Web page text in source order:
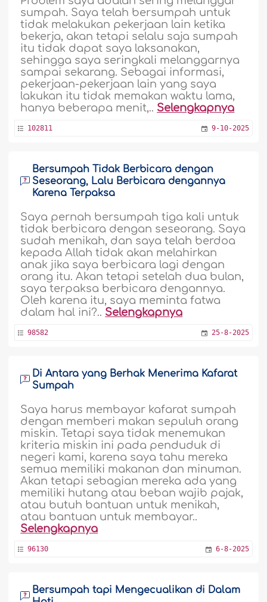
sumpah. Saya telah bersumpah untuk
tidak melakukan pekerjaan lain ketika
bekerja, akan tetapi selalu saja sumpah
itu tidak dapat saya laksanakan,
sehingga saya seringkali melanggarnya
sampai sekarang. Sebagai informasi,
pekerjaan-pekerjaan lain yang saya
lakukan itu tidak memakan waktu lama,
hanya beberapa menit,.. Selengkapnya
102811 9-10-2025
Bersumpah Tidak Berbicara dengan
Seseorang, Lalu Berbicara dengannya
Karena Terpaksa
Saya pernah bersumpah tiga kali untuk
tidak berbicara dengan seseorang. Saya
sudah menikah, dan saya telah berdoa
kepada Allah tidak akan melahirkan
anak jika saya berbicara lagi dengan
orang itu. Akan tetapi setelah dua bulan,
saya terpaksa berbicara dengannya.
Oleh karena itu, saya meminta fatwa
dalam hal ini?.. Selengkapnya
98582 25-8-2025
Di Antara yang Berhak Menerima Kafarat
Sumpah
Saya harus membayar kafarat sumpah
dengan memberi makan sepuluh orang
miskin. Tetapi saya tidak menemukan
kriteria miskin ini pada penduduk di
negeri kami, karena saya tahu mereka
semua memiliki makanan dan minuman.
Akan tetapi sebagian mereka ada yang
memiliki hutang atau beban wajib pajak,
atau butuh bantuan untuk menikah,
atau bantuan untuk membayar..
Selengkapnya
96130 6-8-2025
Bersumpah tapi Mengecualikan di Dalam